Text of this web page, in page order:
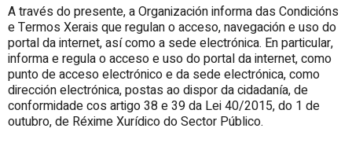
A través do presente, a Organización informa das Condicións
e Termos Xerais que regulan o acceso, navegación e uso do
portal da internet, así como a sede electrónica. En particular,
informa e regula o acceso e uso do portal da internet, como
punto de acceso electrónico e da sede electrónica, como
dirección electrónica, postas ao dispor da cidadanía, de
conformidade cos artigo 38 e 39 da Lei 40/2015, do 1 de
outubro, de Réxime Xurídico do Sector Público.